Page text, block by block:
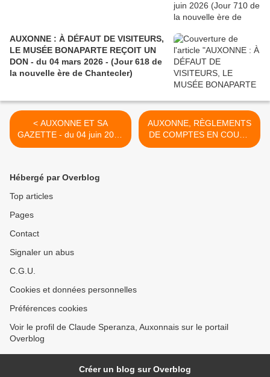
AUXONNE : À DÉFAUT DE VISITEURS,
LE MUSÉE BONAPARTE REÇOIT UN
DON - du 04 mars 2026 - (Jour 618 de
la nouvelle ère de Chantecler)
< AUXONNE ET SA
GAZETTE - du 04 juin 2026
(Jour 710 de la nouvelle ère
AUXONNE, RÈGLEMENTS
DE COMPTES EN COUR -
du 12 juin 2026 (Jour 718
Hébergé par Overblog
Top articles
Pages
Contact
Signaler un abus
C.G.U.
Cookies et données personnelles
Préférences cookies
Voir le profil de Claude Speranza, Auxonnais sur le portail
Overblog
Créer un blog sur Overblog